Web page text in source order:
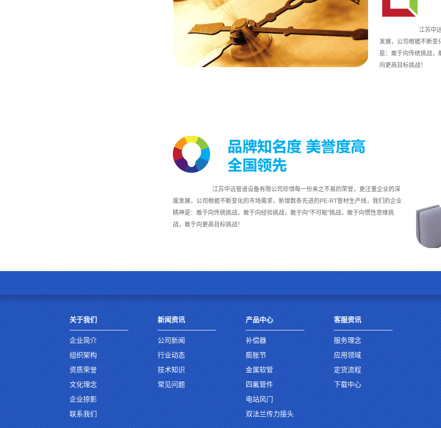
江苏中远管道设备
发展，公司根据不断变
是：敢于向传统挑战，
向更高目标挑战！
江苏中远管道设备有限公司珍惜每一份来之不易的荣誉，更注重企业的深
度发展，公司根据不断变化的市场需求，新增数条先进的PE-RT管材生产线，我们的企业
精神是：敢于向传统挑战，敢于向经验挑战，敢于向"不可能"挑战，敢于向惯性思维挑
战，敢于向更高目标挑战！
关于我们
企业简介
组织架构
资质荣誉
文化理念
企业掠影
联系我们
新闻资讯
公司新闻
行业动态
技术知识
常见问题
产品中心
补偿器
膨胀节
金属软管
四氟管件
电站风门
双法兰传力接头
客服资讯
服务理念
应用领域
定货流程
下载中心